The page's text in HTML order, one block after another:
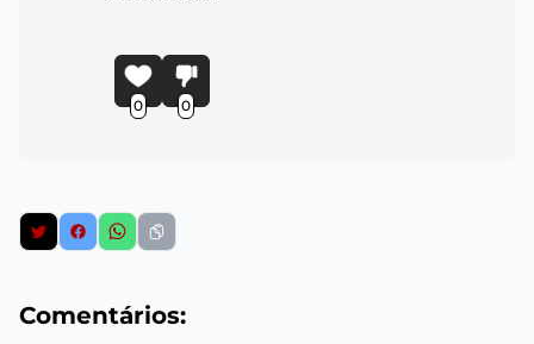
0 0
Comentários: